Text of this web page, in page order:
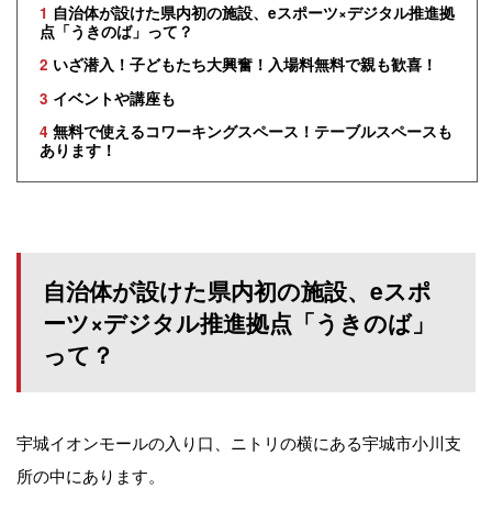
1 自治体が設けた県内初の施設、eスポーツ×デジタル推進拠
点「うきのば」って？
2 いざ潜入！子どもたち大興奮！入場料無料で親も歓喜！
3 イベントや講座も
4 無料で使えるコワーキングスペース！テーブルスペースも
あります！
自治体が設けた県内初の施設、eスポ
ーツ×デジタル推進拠点「うきのば」
って？
宇城イオンモールの入り口、ニトリの横にある宇城市小川支
所の中にあります。